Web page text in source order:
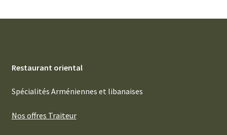
Restaurant oriental
Spécialités Arméniennes et libanaises
Nos offres Traiteur